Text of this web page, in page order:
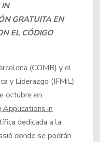
GRATUITA EN
EL CÓDIGO
(COMB) y el
y Liderazgo (IFMiL)
octubre en
in
dedicada a la
donde se podrán